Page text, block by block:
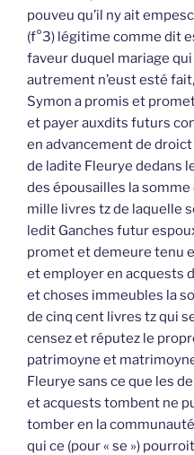
pouveu qu’il ny ait
(f°3) légitime comme dit
faveur duquel mariage qui
autrement n’eust esté
Symon a promis et
et payer auxdits futurs
en advancement de
de ladite Fleurye dedans
des épousailles la somme
mille livres tz de laquelle
ledit Ganches futur
promet et demeure tenu
et employer en acquests
et choses immeubles la
de cinq cent livres tz qui
censez et réputez le
patrimoyne et
Fleurye sans ce que les
et acquests tombent ne
tomber en la
qui ce (pour « se »)